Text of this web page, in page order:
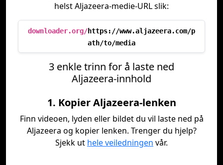
helst Aljazeera-medie-URL slik:
downloader.org/https://www.aljazeera.com/p
ath/to/media
3 enkle trinn for å laste ned
Aljazeera-innhold
1. Kopier Aljazeera-lenken
Finn videoen, lyden eller bildet du vil laste ned på
Aljazeera og kopier lenken. Trenger du hjelp?
Sjekk ut hele veiledningen vår.